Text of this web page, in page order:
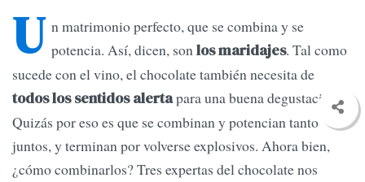
U n matrimonio perfecto, que se combina y se
potencia. Así, dicen, sonlos maridajes. Tal como
sucede con el vino, el chocolate también necesita de
todos los sentidos alertapara una buena degustación.
Quizás por eso es que se combinan y potencian tanto
juntos, y terminan por volverse explosivos. Ahora bien,
¿cómo combinarlos? Tres expertas del chocolate nos